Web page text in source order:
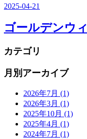
2025-04-21
ゴールデンウ
カテゴリ
月別アーカイブ
2026年7月 (1)
2026年3月 (1)
2025年10月 (1)
2025年4月 (1)
2024年7月 (1)